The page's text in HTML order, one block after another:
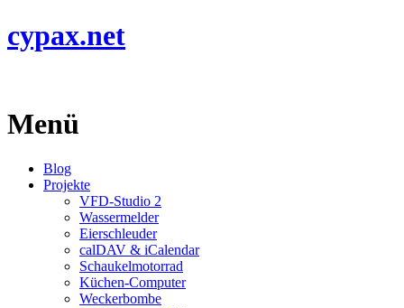
cypax.net
Menü
Blog
Projekte
VFD-Studio 2
Wassermelder
Eierschleuder
calDAV & iCalendar
Schaukelmotorrad
Küchen-Computer
Weckerbombe